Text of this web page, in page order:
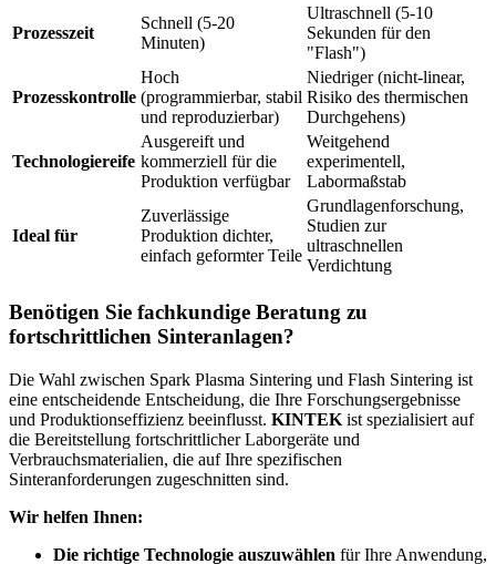
Prozesszeit
Schnell (5-20
Minuten)
Ultraschnell (5-10
Sekunden für den
"Flash")
Prozesskontrolle
Hoch
(programmierbar, stabil
und reproduzierbar)
Niedriger (nicht-linear,
Risiko des thermischen
Durchgehens)
Technologiereife
Ausgereift und
kommerziell für die
Produktion verfügbar
Weitgehend
experimentell,
Labormaßstab
Ideal für
Zuverlässige
Produktion dichter,
einfach geformter Teile
Grundlagenforschung,
Studien zur
ultraschnellen
Verdichtung
Benötigen Sie fachkundige Beratung zu
fortschrittlichen Sinteranlagen?
Die Wahl zwischen Spark Plasma Sintering und Flash Sintering ist
eine entscheidende Entscheidung, die Ihre Forschungsergebnisse
und Produktionseffizienz beeinflusst. KINTEK ist spezialisiert auf
die Bereitstellung fortschrittlicher Laborgeräte und
Verbrauchsmaterialien, die auf Ihre spezifischen
Sinteranforderungen zugeschnitten sind.
Wir helfen Ihnen:
Die richtige Technologie auszuwählen für Ihre Anwendung,